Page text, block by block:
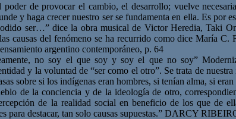
de provocar el cambio, el desarrollo; vuelve
y haga crecer nuestro ser se fundamenta en ella. Es por
ser…” dice la obra musical de Victor Heredia, Taki
causas del fenómeno se ha recurrido como dice María
argentino contemporáneo, p. 64
no soy el que soy y soy el que no soy”
y la voluntad de “ser como el otro”. Se trata de
sobre si los indígenas eran hombres, si tenían alma, si
de la conciencia y de la ideología de otro,
de la realidad social en beneficio de los que de
para destacar, tan solo causas supuestas.” DARCY